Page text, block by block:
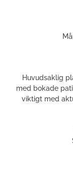
Huvudsaklig
med bokade
viktigt med